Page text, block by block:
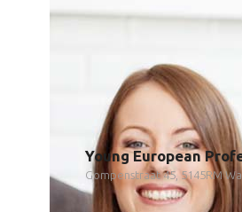
Young European
Gompenstraat 45, 5145RM